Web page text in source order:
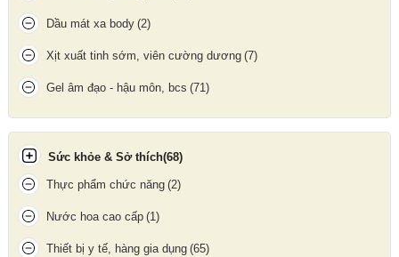
Dầu mát xa body (2)
Xịt xuất tinh sớm, viên cường dương (7)
Gel âm đạo - hậu môn, bcs (71)
Sức khỏe & Sở thích(68)
Thực phẩm chức năng (2)
Nước hoa cao cấp (1)
Thiết bị y tế, hàng gia dụng (65)